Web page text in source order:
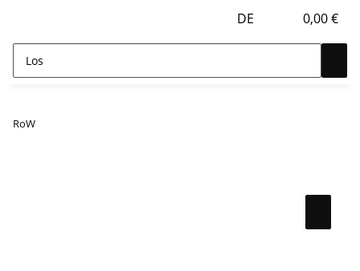
DE 0,00 €
RoW